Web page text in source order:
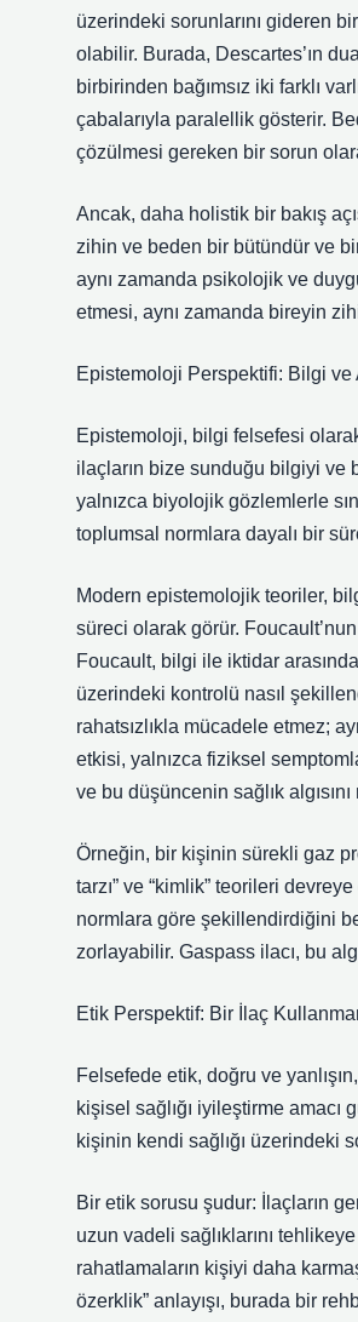
üzerindeki sorunlarını gideren
olabilir. Burada, Descartes’ın
birbirinden bağımsız iki farklı
çabalarıyla paralellik gösterir.
çözülmesi gereken bir sorun
Ancak, daha holistik bir bakış
zihin ve beden bir bütündür ve
aynı zamanda psikolojik ve
etmesi, aynı zamanda bireyin
Epistemoloji Perspektifi: Bilgi ve
Epistemoloji, bilgi felsefesi
ilaçların bize sunduğu bilgiyi ve
yalnızca biyolojik gözlemlerle
toplumsal normlara dayalı bir
Modern epistemolojik teoriler,
süreci olarak görür.
Foucault, bilgi ile iktidar
üzerindeki kontrolü nasıl
rahatsızlıkla mücadele etmez;
etkisi, yalnızca fiziksel
ve bu düşüncenin sağlık
Örneğin, bir kişinin sürekli gaz
tarzı” ve “kimlik” teorileri
normlara göre şekillendirdiğini
zorlayabilir. Gaspass ilacı, bu
Etik Perspektif: Bir İlaç
Felsefede etik, doğru ve
kişisel sağlığı iyileştirme amacı
kişinin kendi sağlığı üzerindeki
Bir etik sorusu şudur: İlaçların
uzun vadeli sağlıklarını
rahatlamaların kişiyi daha
özerklik” anlayışı, burada bir